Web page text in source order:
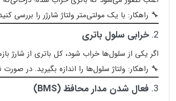
🔧 راهکار: با یک مولتی‌متر ولتاژ شارژر را بررسی
2. خرابی سلول‌ باتری
اگر یکی از سلول‌ها خراب شود، کل باتری از شارژ
🔧 راهکار: ولتاژ سلول‌ها را اندازه بگیرید. در
3. فعال شدن مدار محافظ (BMS)